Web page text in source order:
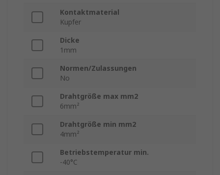
Kontaktmaterial
Kupfer
Dicke
1mm
Normen/Zulassungen
No
Drahtgröße max mm2
6mm²
Drahtgröße min mm2
4mm²
Betriebstemperatur min.
-40°C